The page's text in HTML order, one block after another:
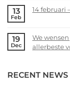
jou!
on
bckspace
|
13
Feb
14 februari
on
14
19
Dec
We
allerbeste
on
RECENT NEWS